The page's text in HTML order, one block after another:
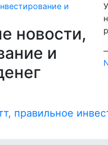
новости,
и